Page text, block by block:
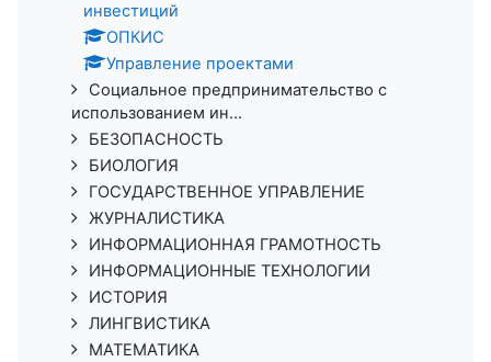
инвестиций
ОПКИС
Управление проектами
Социальное предпринимательство с
использованием ин...
БЕЗОПАСНОСТЬ
БИОЛОГИЯ
ГОСУДАРСТВЕННОЕ УПРАВЛЕНИЕ
ЖУРНАЛИСТИКА
ИНФОРМАЦИОННАЯ ГРАМОТНОСТЬ
ИНФОРМАЦИОННЫЕ ТЕХНОЛОГИИ
ИСТОРИЯ
ЛИНГВИСТИКА
МАТЕМАТИКА